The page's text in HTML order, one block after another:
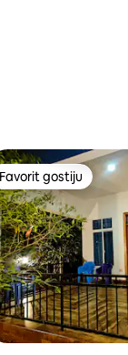
4,96 od 5,
Favorit gostiju
Favorit gostiju